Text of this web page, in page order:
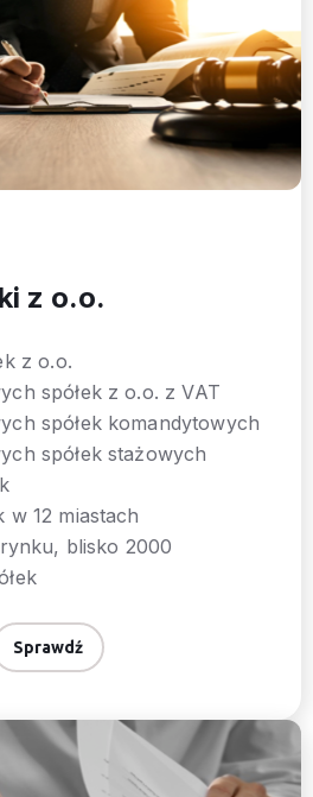
z o.o.
z o.o.
spółek z o.o. z VAT
spółek komandytowych
spółek stażowych
w 12 miastach
blisko 2000
Sprawdź